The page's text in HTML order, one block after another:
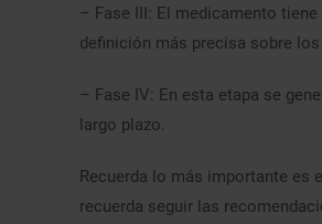
– Fase III: El medicamento
definición más precisa sobre
– Fase IV: En esta etapa se
largo plazo.
Recuerda lo más importante
recuerda seguir las